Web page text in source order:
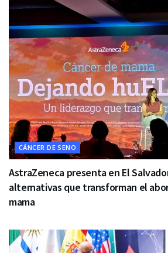
CÁNCER DE SENO
AstraZeneca presenta en El
alternativas que transforman el
mama